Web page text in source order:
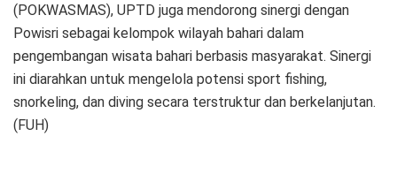
(POKWASMAS), UPTD juga mendorong sinergi dengan
Powisri sebagai kelompok wilayah bahari dalam
pengembangan wisata bahari berbasis masyarakat. Sinergi
ini diarahkan untuk mengelola potensi sport fishing,
snorkeling, dan diving secara terstruktur dan berkelanjutan.
(FUH)